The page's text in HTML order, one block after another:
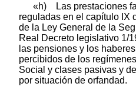
«h) Las prestaciones
reguladas en el capítulo IX
de la Ley General de la
Real Decreto legislativo 1/
las pensiones y los
percibidos de los
Social y clases pasivas y
por situación de orfandad.